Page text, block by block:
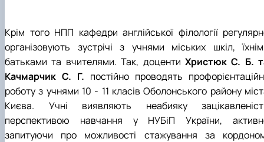
Крім того НПП кафедри англійської філології
організовують зустрічі з учнями міських шкіл,
батьками та вчителями. Так, доценти Христюк С. Б.
Качмарчик С. Г. постійно проводять
роботу з учнями 10 - 11 класів Оболонського району
Києва. Учні виявляють неабияку
перспективою навчання у НУБіП України,
запитуючи про можливості стажування за